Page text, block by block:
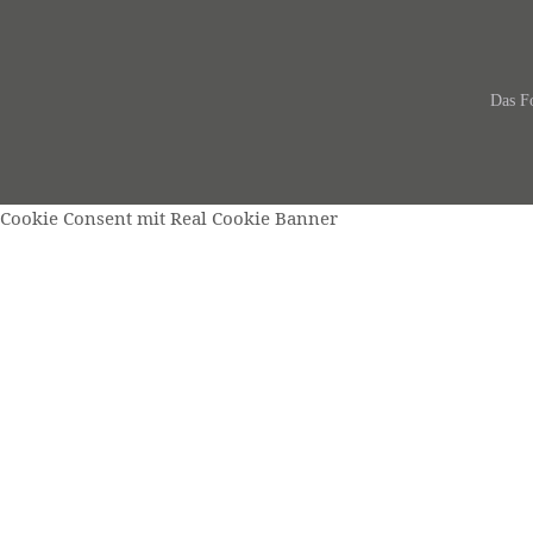
Das
Cookie Consent mit Real Cookie Banner